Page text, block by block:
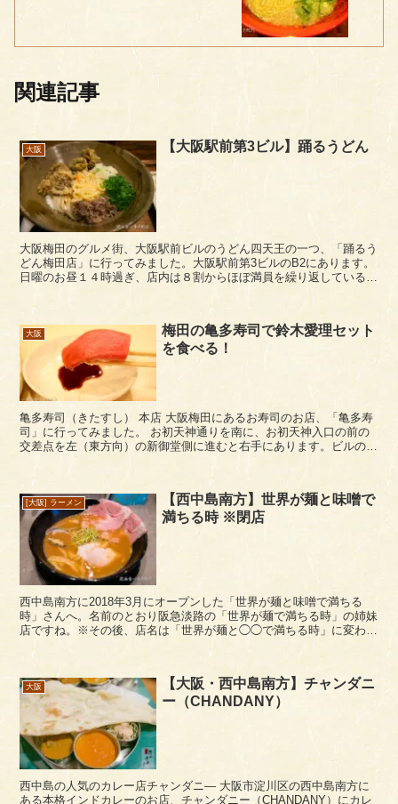
関連記事
大阪 【大阪駅前第3ビル】踊るうどん
大阪梅田のグルメ街、大阪駅前ビルのうどん四天王の一つ、「踊るう
どん梅田店」に行ってみました。大阪駅前第3ビルのB2にあります。
日曜のお昼１４時過ぎ、店内は８割からほぼ満員を繰り返している感
大阪
梅田の亀多寿司で鈴木愛理セット
を食べる！
亀多寿司（きたすし） 本店 大阪梅田にあるお寿司のお店、「亀多寿
司」に行ってみました。 お初天神通りを南に、お初天神入口の前の
交差点を左（東方向）の新御堂側に進むと右手にあります。ビルの
[大阪] ラーメン
【西中島南方】世界が麺と味噌で
満ちる時 ※閉店
西中島南方に2018年3月にオープンした「世界が麺と味噌で満ちる
時」さんへ。名前のとおり阪急淡路の「世界が麺で満ちる時」の姉妹
店ですね。※その後、店名は「世界が麺と◯◯で満ちる時」に変わっ
大阪
【大阪・西中島南方】チャンダニ
ー（CHANDANY）
西中島の人気のカレー店チャンダニ― 大阪市淀川区の西中島南方に
ある本格インドカレーのお店、チャンダニー（CHANDANY）にカレ